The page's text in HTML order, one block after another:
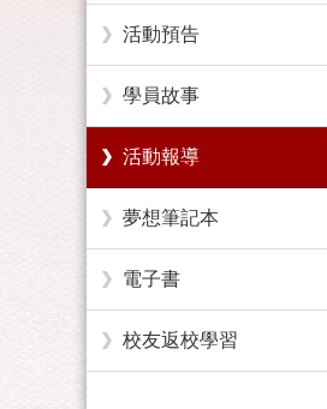
活動預告
學員故事
活動報導
夢想筆記本
電子書
校友返校學習